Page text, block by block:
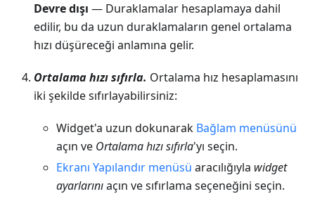
Devre dışı — Duraklamalar hesaplamaya dahil
edilir, bu da uzun duraklamaların genel ortalama
hızı düşüreceği anlamına gelir.
Ortalama hızı sıfırla. Ortalama hız hesaplamasını
iki şekilde sıfırlayabilirsiniz:
Widget'a uzun dokunarak Bağlam menüsünü
açın ve Ortalama hızı sıfırla'yı seçin.
Ekranı Yapılandır menüsü aracılığıyla widget
ayarlarınıaçın ve sıfırlama seçeneğini seçin.